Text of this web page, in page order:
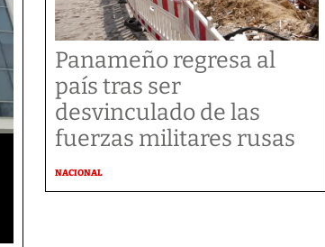
Panameño regresa al
país tras ser
desvinculado de las
fuerzas militares rusas
NACIONAL